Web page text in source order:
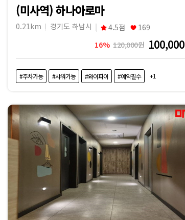
(미사역) 하나아로마
0.21km 경기도 하남시 4.5점
169
16% 120,000원 100,000
#주차가능 #샤워가능 #와이파이 #예약필수 +1